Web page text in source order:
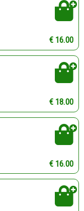
€ 16.00
€ 18.00
€ 16.00